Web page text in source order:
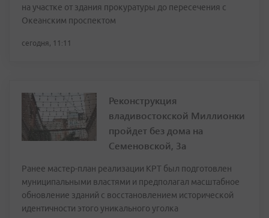
на участке от здания прокуратуры до пересечения с
Океанским проспектом
сегодня, 11:11
Реконструкция
владивостокской Миллионки
пройдет без дома на
Семеновской, 3а
Ранее мастер-план реализации КРТ был подготовлен
муниципальными властями и предполагал масштабное
обновление зданий с восстановлением исторической
идентичности этого уникального уголка